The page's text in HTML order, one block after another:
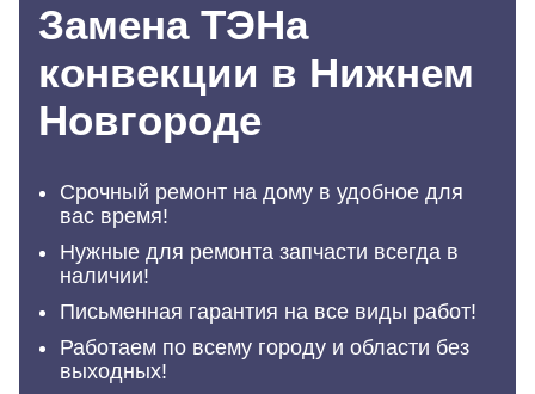
Замена ТЭНа
конвекции в Нижнем
Новгороде
Срочный ремонт на дому в удобное для
вас время!
Нужные для ремонта запчасти всегда в
наличии!
Письменная гарантия на все виды работ!
Работаем по всему городу и области без
выходных!